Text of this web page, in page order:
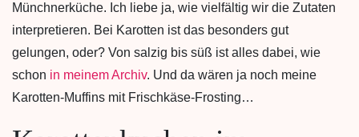
Münchnerküche. Ich liebe ja, wie vielfältig wir die Zutaten
interpretieren. Bei Karotten ist das besonders gut
gelungen, oder? Von salzig bis süß ist alles dabei, wie
schon in meinem Archiv. Und da wären ja noch meine
Karotten-Muffins mit Frischkäse-Frosting…